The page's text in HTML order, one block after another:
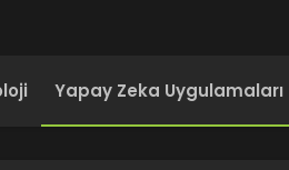
Yapay Zeka Uygulamaları